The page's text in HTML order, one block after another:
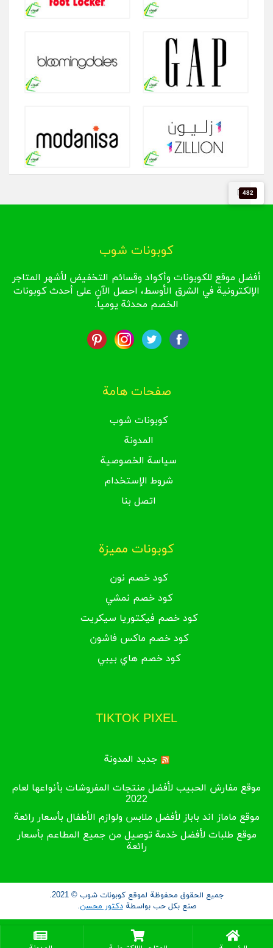
482
كوبونات شوب
أفضل موقع للكوبونات وأكواد وقسائم التخفيض لأشهر المتاجر
الإلكترونية في الشرق الأوسط، احصل الآن على أحدث كوبونات
الخصم محدثة يومياً.
صفحات هامة
كوبونات شوب
المدونة
سياسة الخصوصية
شروط الإستخدام
اتصل بنا
كوبونات مميزة
كود خصم نون
كود خصم نمشي
كود خصم فيكتوريا سيكريت
كود خصم ماكس فاشون
كود خصم هاي بيبي
TIKTOK PIXEL
جديد المدونة
موقع مفارش الحبيب لأفضل منتجات المفروشات بأنواعها لعام
2022
موقع ماماز اند باباز لأفضل ملابس ولوازم الأطفال بأسعار رائعة
موقع طلبات لأفضل خدمة توصيل من جميع المطاعم بأسعار
رائعة
جميع الحقوق محفوظة لموقع كوبونات شوب © 2021.
صنع بكل حب بواسطةدكتور محسن.